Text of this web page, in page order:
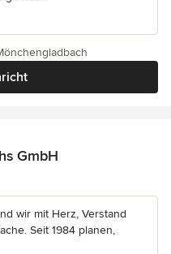
GmbH
5 Sternen
wir mit Herz, Verstand
Seit 1984 planen,